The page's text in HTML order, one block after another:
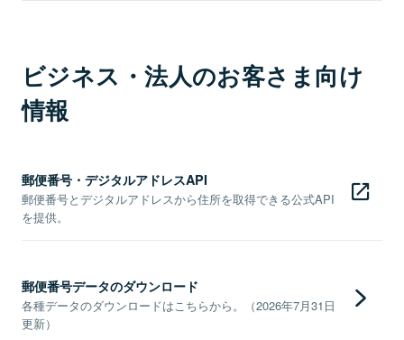
ビジネス・法人のお客さま向け
情報
郵便番号・デジタルアドレスAPI
郵便番号とデジタルアドレスから住所を取得できる公式API
を提供。
郵便番号データのダウンロード
各種データのダウンロードはこちらから。（2026年7月31日
更新）